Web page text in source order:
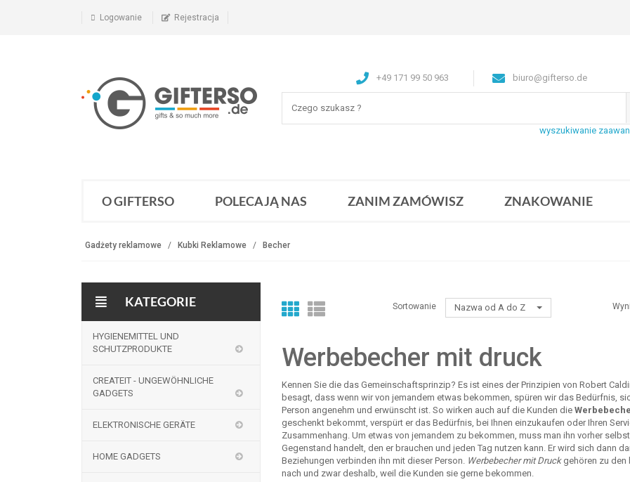
Logowanie Rejestracja
+49 171 99 50 963 biuro@gifterso.de
wyszukiwanie
O GIFTERSO POLECAJĄ NAS ZANIM ZAMÓWISZ ZNAKOWANIE
Gadżety reklamowe Kubki Reklamowe Becher
KATEGORIE
HYGIENEMITTEL UND
SCHUTZPRODUKTE
CREATEIT - UNGEWÖHNLICHE
GADGETS
ELEKTRONISCHE GERÄTE
HOME GADGETS
Sortowanie Nazwa od A do Z
Werbebecher mit druck
Kennen Sie die das Gemeinschaftsprinzip? Es ist eines der Prinzipien von Robert
besagt, dass wenn wir von jemandem etwas bekommen, spüren wir das Bedürfnis,
Person angenehm und erwünscht ist. So wirken auch auf die Kunden die
geschenkt bekommt, verspürt er das Bedürfnis, bei Ihnen einzukaufen oder Ihren
Zusammenhang. Um etwas von jemandem zu bekommen, muss man ihn vorher
Gegenstand handelt, den er brauchen und jeden Tag nutzen kann. Er wird sich dann
Beziehungen verbinden ihn mit dieser Person. Werbebecher mit Druckgehören zu den
nach und zwar deshalb, weil die Kunden sie gerne bekommen.